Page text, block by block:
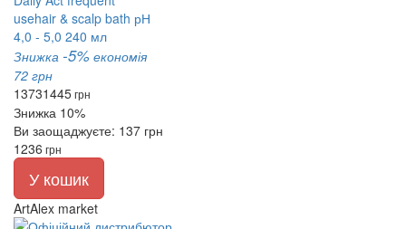
Знижка -5% економія
72 грн
13731445грн
Знижка 10%
Ви заощаджуєте: 137 грн
1236 грн
У кошик
ArtAlex market